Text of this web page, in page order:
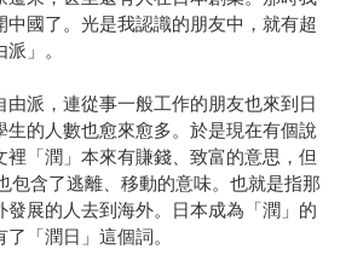
中國了。光是我認識的朋友中，就有超
」。
派，連從事一般工作的朋友也來到日
生的人數也愈來愈多。於是現在有個說
「潤」本來有賺錢、致富的意思，但
包含了逃離、移動的意味。也就是指那
發展的人去到海外。日本成為「潤」的
「潤日」這個詞。